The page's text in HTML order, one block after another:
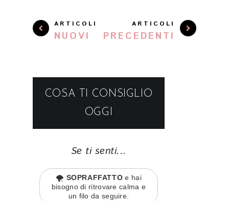
ARTICOLI
NUOVI
ARTICOLI
PRECEDENTI
COSA TI CONSIGLIO
OGGI
Se ti senti...
🌪️ SOPRAFFATTO e hai
bisogno di ritrovare calma e
un filo da seguire.